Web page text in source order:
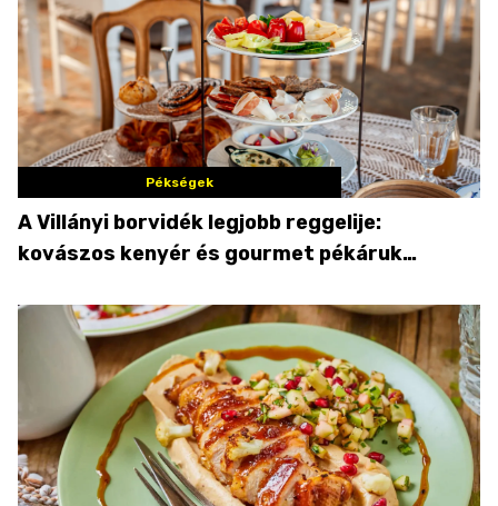
Pékségek
A Villányi borvidék legjobb reggelije:
kovászos kenyér és gourmet pékáruk